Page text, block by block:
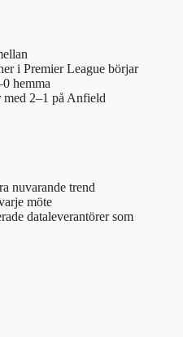
i Premier League börjar
hemma
2–1 på Anfield
nuvarande trend
möte
dataleverantörer som